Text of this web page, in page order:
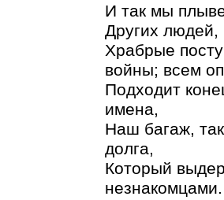
И так мы
Других людей,
Храбрые
войны; всем
Подходит
имена,
Наш багаж,
долга,
Который
незнакомцами.